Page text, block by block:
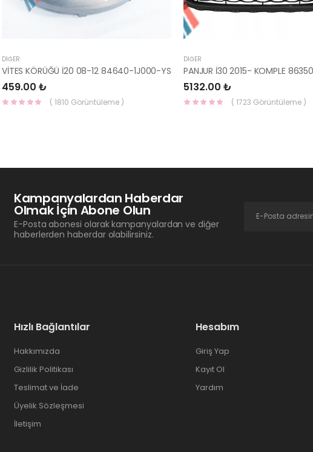
DIĞER
VİTES KÖRÜĞÜ İ20 08-12 84640-1J000-YS
459.00 ₺
( 1810 Görüntüleme )
DIĞER
5132.00 ₺
( 1723 Görüntüleme )
Kampanyalardan Haberdar
Olmak İçin Abone Olun
E-Posta abonesi olarak kampanyalardan ve diğer
haberlerden haberdar olabilirsiniz.
Hızlı Bağlantılar
Hakkımızda
Gizlilik Politikası
Teslimat ve İade
Üyelik Sözleşmesi
İletişim
Hesabım
Giriş Yap
Kayıt Ol
Yardım